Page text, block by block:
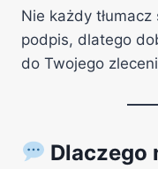
Nie każdy
podpis, dlatego
do Twojego
Dlaczego